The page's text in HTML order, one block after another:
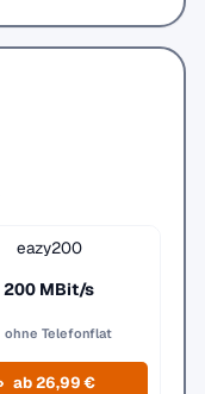
eazy200
200 MBit/s
ohne Telefonflat
ab 26,99 €